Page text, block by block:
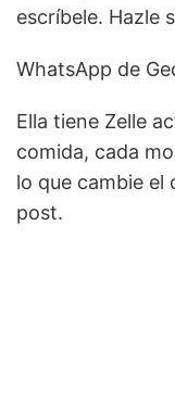
escríbele. Hazle
WhatsApp de
Ella tiene Zelle
comida, cada
lo que cambie el
post.